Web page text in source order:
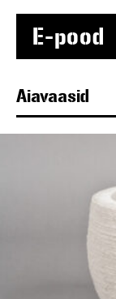
E-pood
Aiavaasid